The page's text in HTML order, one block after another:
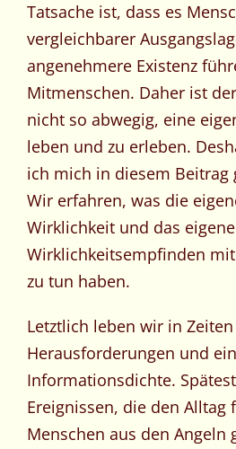
Tatsache ist, dass es
vergleichbarer
angenehmere Existenz
Mitmenschen. Daher ist
nicht so abwegig, eine
leben und zu erleben.
ich mich in diesem Beitrag
Wir erfahren, was die
Wirklichkeit und das eigene
Wirklichkeitsempfinden
zu tun haben.
Letztlich leben wir in
Herausforderungen und
Informationsdichte.
Ereignissen, die den Alltag
Menschen aus den Angeln